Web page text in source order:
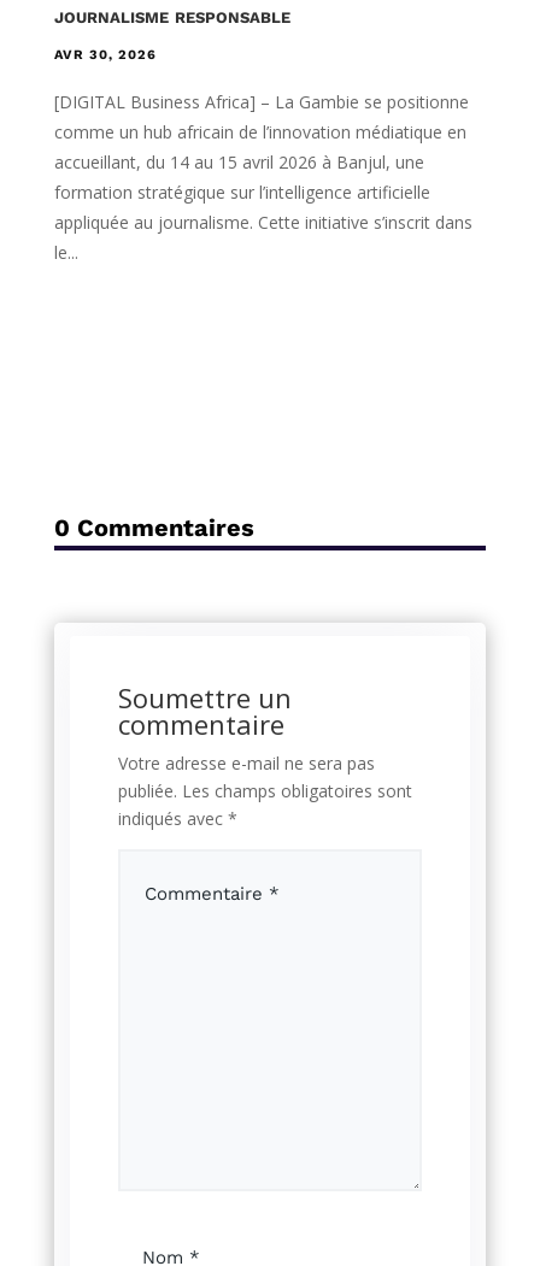
journalisme responsable
AVR 30, 2026
[DIGITAL Business Africa] – La Gambie se positionne
comme un hub africain de l’innovation médiatique en
accueillant, du 14 au 15 avril 2026 à Banjul, une
formation stratégique sur l’intelligence artificielle
appliquée au journalisme. Cette initiative s’inscrit dans
le...
0 Commentaires
Soumettre un
commentaire
Votre adresse e-mail ne sera pas
publiée. Les champs obligatoires sont
indiqués avec *